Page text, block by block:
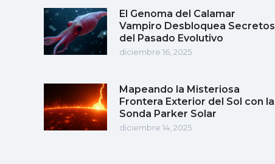
El Genoma del Calamar
Vampiro Desbloquea Secretos
del Pasado Evolutivo
diciembre 16, 2025
Mapeando la Misteriosa
Frontera Exterior del Sol con la
Sonda Parker Solar
diciembre 14, 2025